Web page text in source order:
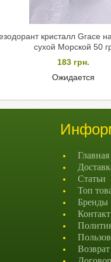
кристалл Grace
сухой Морской 50
183 грн.
Ожидается
Статьи
Топ
Бренды